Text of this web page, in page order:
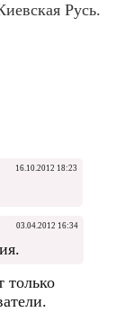
Русь.
16.10.2012 18:23
03.04.2012 16:34
только